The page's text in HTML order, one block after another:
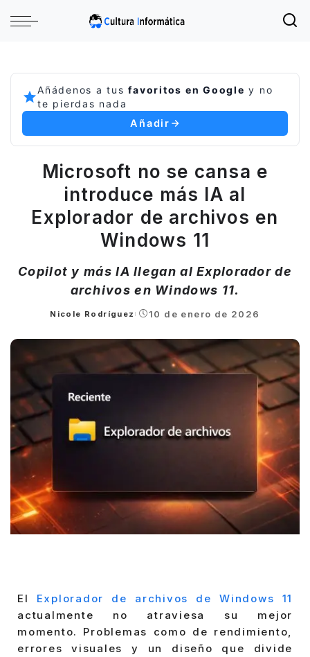
Añádenos a tusfavoritos en Google y no
te pierdas nada
Añadir
Microsoft no se cansa e
introduce más IA al
Explorador de archivos en
Windows 11
Copilot y más IA llegan al Explorador de
archivos en Windows 11.
Posted
Nicole Rodríguez 10 de enero de 2026
El Explorador de archivos de Windows 11
actualmente no atraviesa su mejor
momento. Problemas como de rendimiento,
errores visuales y un diseño que divide